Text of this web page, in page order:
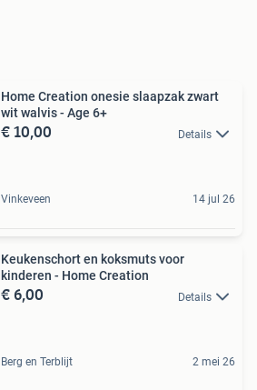
Home Creation onesie slaapzak zwart
wit walvis - Age 6+
€ 10,00 Details
Vinkeveen 14 jul 26
Keukenschort en koksmuts voor
kinderen - Home Creation
€ 6,00 Details
Berg en Terblijt 2 mei 26